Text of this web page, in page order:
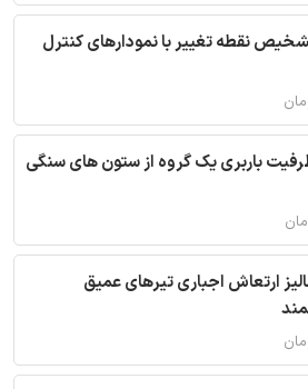
نقطه تغییر با نمودارهای کنترل
باربری یک گروه از ستون های سنگی
ارتعاش اجباری تیرهای عمیق